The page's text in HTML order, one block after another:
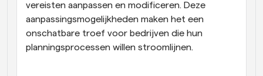
vereisten aanpassen en modificeren. Deze
aanpassingsmogelijkheden maken het een
onschatbare troef voor bedrijven die hun
planningsprocessen willen stroomlijnen.